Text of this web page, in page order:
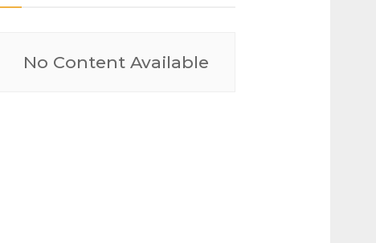
No Content Available